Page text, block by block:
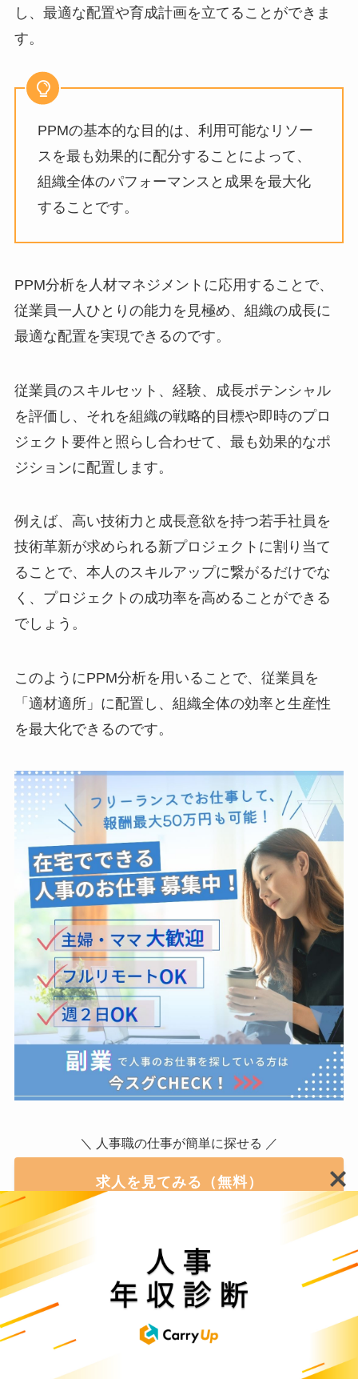
し、最適な配置や育成計画を立てることができま
す。
PPMの基本的な目的は、利用可能なリソー
スを最も効果的に配分することによって、
組織全体のパフォーマンスと成果を最大化
することです。
PPM分析を人材マネジメントに応用することで、
従業員一人ひとりの能力を見極め、組織の成長に
最適な配置を実現できるのです。
従業員のスキルセット、経験、成長ポテンシャル
を評価し、それを組織の戦略的目標や即時のプロ
ジェクト要件と照らし合わせて、最も効果的なポ
ジションに配置します。
例えば、高い技術力と成長意欲を持つ若手社員を
技術革新が求められる新プロジェクトに割り当て
ることで、本人のスキルアップに繋がるだけでな
く、プロジェクトの成功率を高めることができる
でしょう。
このようにPPM分析を用いることで、従業員を
「適材適所」に配置し、組織全体の効率と生産性
を最大化できるのです。
＼ 人事職の仕事が簡単に探せる ／
求人を見てみる（無料）
最初から最後まで完全無料でご利用いただけます。
人材マネジメントの6つの要素